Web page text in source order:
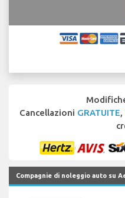
Cancellazioni GRATUITE,
Compagnie di noleggio auto su